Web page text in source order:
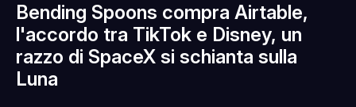
Bending Spoons compra Airtable,
l'accordo tra TikTok e Disney, un
razzo di SpaceX si schianta sulla
Luna